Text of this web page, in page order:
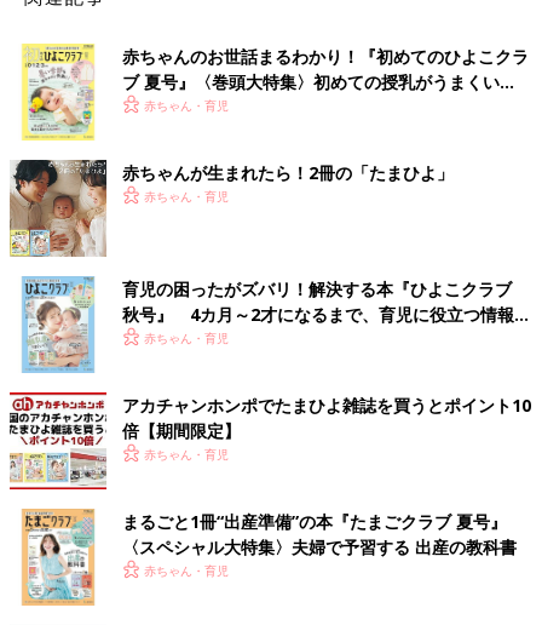
赤ちゃんのお世話まるわかり！『初めてのひよこクラ
ブ 夏号』〈巻頭大特集〉初めての授乳がうまくい
く！ おっぱい・ミルクの基本と夏のトラブル 解決テ
赤ちゃん・育児
赤ちゃんが生まれたら！2冊の「たまひよ」
赤ちゃん・育児
育児の困ったがズバリ！解決する本『ひよこクラブ
秋号』 4カ月～2才になるまで、育児に役立つ情報が
いっぱい！
赤ちゃん・育児
アカチャンホンポでたまひよ雑誌を買うとポイント10
倍【期間限定】
赤ちゃん・育児
まるごと1冊“出産準備”の本『たまごクラブ 夏号』
〈スペシャル大特集〉夫婦で予習する 出産の教科書
赤ちゃん・育児